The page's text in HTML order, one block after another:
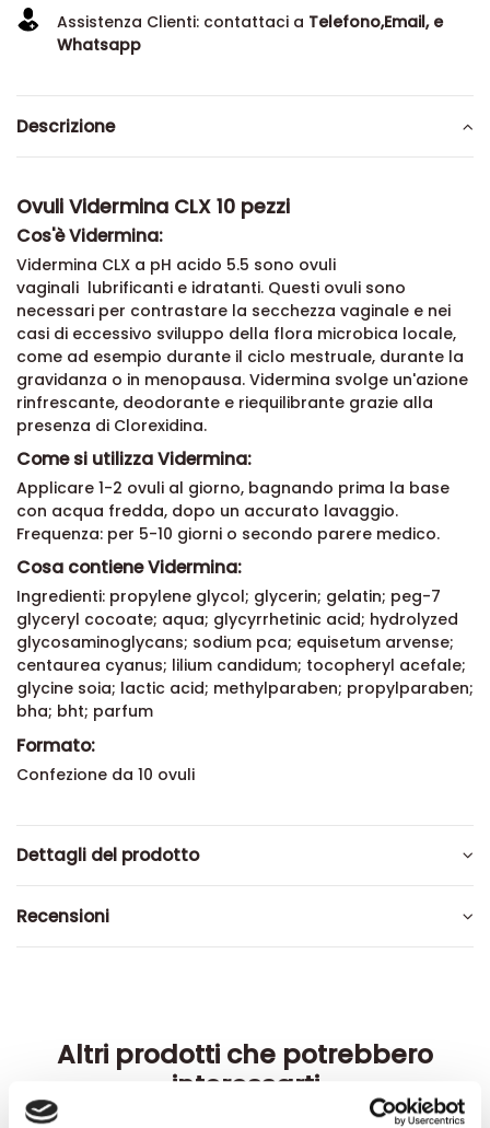
Assistenza Clienti: contattaci a Telefono,Email, e
Whatsapp
Descrizione
Ovuli Vidermina CLX 10 pezzi
Cos'è Vidermina:
Vidermina CLX a pH acido 5.5 sono ovuli
vaginali lubrificanti e idratanti. Questi ovuli sono
necessari per contrastare la secchezza vaginale e nei
casi di eccessivo sviluppo della flora microbica locale,
come ad esempio durante il ciclo mestruale, durante la
gravidanza o in menopausa. Vidermina svolge un'azione
rinfrescante, deodorante e riequilibrante grazie alla
presenza di Clorexidina.
Come si utilizza Vidermina:
Applicare 1-2 ovuli al giorno, bagnando prima la base
con acqua fredda, dopo un accurato lavaggio.
Frequenza: per 5-10 giorni o secondo parere medico.
Cosa contiene Vidermina:
Ingredienti: propylene glycol; glycerin; gelatin; peg-7
glyceryl cocoate; aqua; glycyrrhetinic acid; hydrolyzed
glycosaminoglycans; sodium pca; equisetum arvense;
centaurea cyanus; lilium candidum; tocopheryl acefale;
glycine soia; lactic acid; methylparaben; propylparaben;
bha; bht; parfum
Formato:
Confezione da 10 ovuli
Dettagli del prodotto
Recensioni
Altri prodotti che potrebbero
interessarti